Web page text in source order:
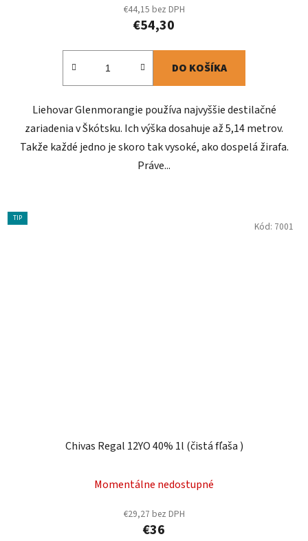
€44,15 bez DPH
€54,30
DO KOŠÍKA
Liehovar Glenmorangie používa najvyššie destilačné
zariadenia v Škótsku. Ich výška dosahuje až 5,14 metrov.
Takže každé jedno je skoro tak vysoké, ako dospelá žirafa.
Práve...
TIP
Chivas Regal 12YO 40% 1l (čistá fľaša )
Momentálne nedostupné
€29,27 bez DPH
€36
Kód: 7001